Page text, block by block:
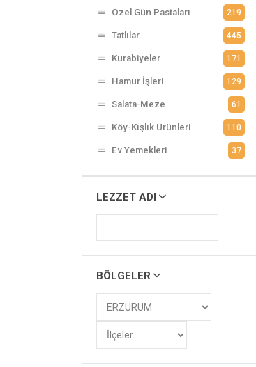
Özel Gün Pastaları 219
Tatlılar 445
Kurabiyeler 171
Hamur İşleri 129
Salata-Meze 61
Köy-Kışlık Ürünleri 110
Ev Yemekleri 37
LEZZET ADI
BÖLGELER